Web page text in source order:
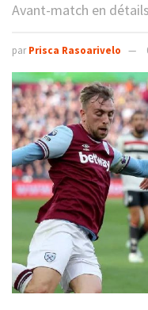
Avant-match en détails
par Prisca Rasoarivelo